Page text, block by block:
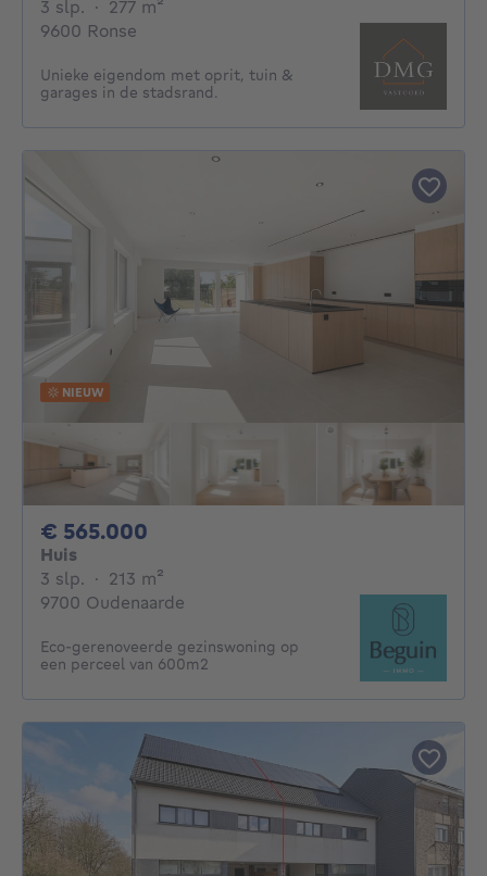
3 slp. 3 slaapkamers
· 277 m²
9600 Ronse
Unieke eigendom met oprit, tuin &
garages in de stadsrand.
NIEUW
€ 565.000
Huis
3 slp. 3 slaapkamers
· 213 m²
9700 Oudenaarde
Eco-gerenoveerde gezinswoning op
een perceel van 600m2